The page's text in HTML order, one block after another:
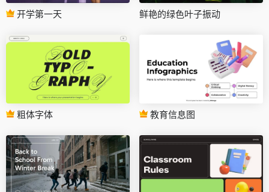
开学第一天 鲜艳的绿色叶子振动
粗体字体 教育信息图